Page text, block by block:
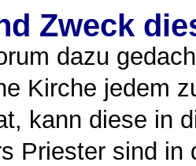
Zweck
dazu
Kirche jedem
kann diese in
Priester sind in